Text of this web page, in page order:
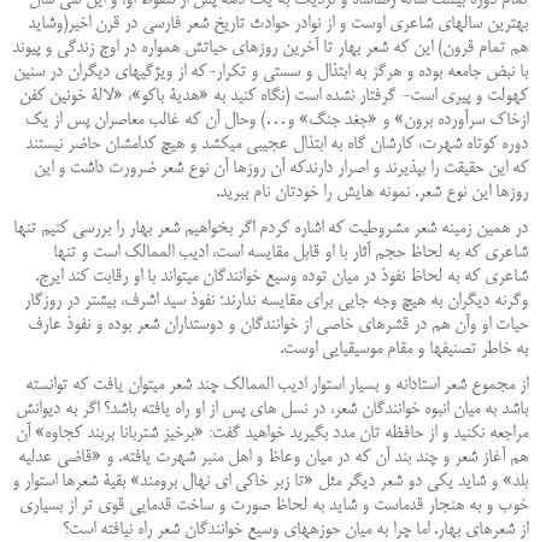
بهترین سالهای شاعری اوست و از نوادر حوادث تاریخ شعر فارسی در قرن اخیر(وشاید
هم تمام قرون) این که شعر بهار تا آخرین روزهای حیاتش ‏همواره در اوج زندگی و پیوند
با نبض جامعه بوده و هرگز به ابتذال و سستی و تکرار-که از ویژگی‏های دیگران در سنین
کهولت و پیری است- گرفتار نشده است (نگاه کنید به «هدیۀ باکو»، «لالۀ خونین کفن
ازخاک سرآورده برون» و «جغد جنگ» و…) وحال آن که غالب معاصران پس از یک
دوره کوتاه شهرت، کارشان گاه به ابتذال عجیبی می‏کشد و هیچ کدامشان حاضر نیستند
که این حقیقت را بپذیرند و اصرار دارندکه آن روزها آن نوع شعر ضرورت داشت و این
‏روزها این نوع شعر. نمونه هایش را خودتان نام ببرید.
در همین زمینه شعر مشروطیت که ‏اشاره کردم اگر بخواهیم شعر بهار را بررسی کنیم تنها
شاعری که به لحاظ حجم آثار با او قابل مقایسه است، ادیب الممالک است و تنها
شاعری که به لحاظ نفوذ در میان توده وسیع خوانندگان می‏تواند با او رقابت کند ایرج.
وگرنه دیگران به هیچ وجه جایی برای مقایسه ندارند؛ نفوذ سید اشرف، بیشتر در روزگار
حیات او وآن هم در قشرهای خاصی از خوانندگان و دوستداران شعر بوده و نفوذ عارف
به خاطر تصنیف‏ها و مقام موسیقیایی ‏اوست.
از مجموع شعر استادانه و بسیار استوار ادیب الممالک چند شعر می‏توان یافت که توانسته
باشد به میان انبوه ‏خوانندگان شعر، در نسل ‏های پس از او راه یافته باشد؟ اگر به دیوانش
مراجعه نکنید و از حافظه تان مدد بگیرید خواهید گفت: «برخیز شتربانا بربند کجاوه» آن
هم آغاز شعر و چند بند آن که در میان وعاظ و اهل منبر شهرت یافته. و «قاضی عدلیه
بلد» و شاید یکی دو شعر دیگر مثل «تا زبر خاکی ای نهال برومند» بقیۀ شعرها استوار و
خوب و به‏ هنجار قدماست و شاید به لحاظ صورت و ساخت قدمایی قوی تر از بسیاری
از شعرهای بهار. اما چرا به میان‏ حوزه‏های وسیع خوانندگان شعر راه نیافته است؟